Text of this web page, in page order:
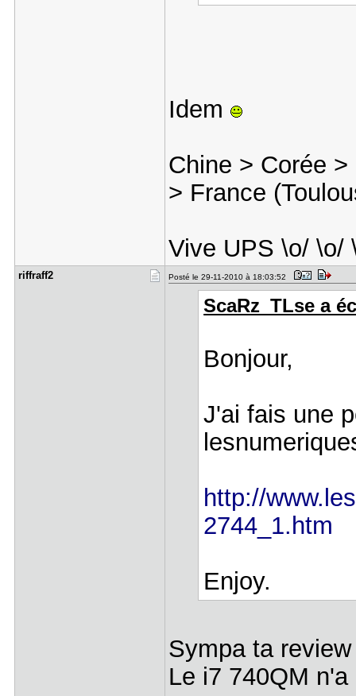
Idem
Chine > Corée
> France
Vive UPS \o/ \o/
riffraff2 Posté le 29-11-2010 à 18:03:52
ScaRz_TLse a
Bonjour,
J'ai fais une
http://
2744_1.htm
Enjoy.
Sympa ta
Le i7 740QM